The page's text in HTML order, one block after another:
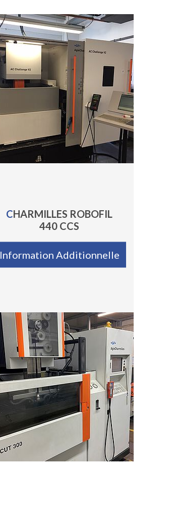
CHARMILLES ROBOFIL
440 CCS
Information Additionnelle